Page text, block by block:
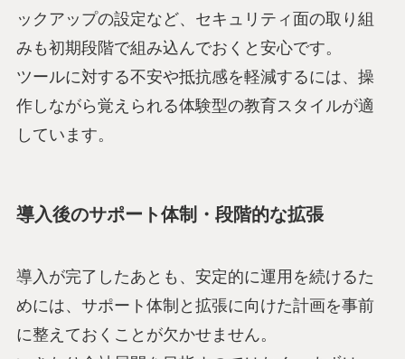
ックアップの設定など、セキュリティ面の取り組
みも初期段階で組み込んでおくと安心です。
ツールに対する不安や抵抗感を軽減するには、操
作しながら覚えられる体験型の教育スタイルが適
しています。
導入後のサポート体制・段階的な拡張
導入が完了したあとも、安定的に運用を続けるた
めには、サポート体制と拡張に向けた計画を事前
に整えておくことが欠かせません。